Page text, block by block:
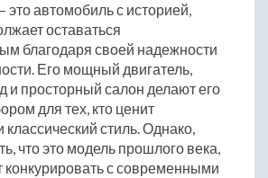
это автомобиль с историей,
оставаться
благодаря своей надежности
Его мощный двигатель,
и просторный салон делают его
для тех, кто ценит
классический стиль. Однако,
что это модель прошлого века,
конкурировать с современными